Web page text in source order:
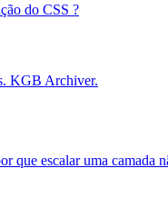
do CSS ?
KGB Archiver.
que escalar uma camada